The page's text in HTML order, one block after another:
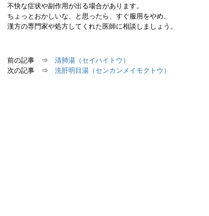
不快な症状や副作用が出る場合があります。
ちょっとおかしいな、と思ったら、すぐ服用をやめ、
漢方の専門家や処方してくれた医師に相談しましょう。
前の記事 ⇒ 清肺湯（セイハイトウ）
次の記事 ⇒ 洗肝明目湯（センカンメイモクトウ）